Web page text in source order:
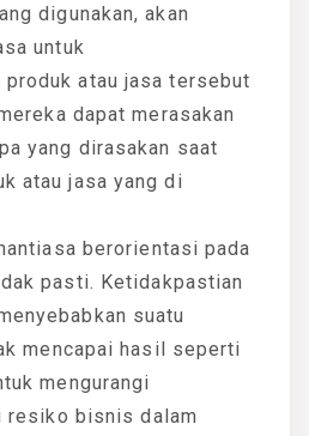
digunakan, akan
untuk
atau jasa tersebut
dapat merasakan
yang dirasakan saat
atau jasa yang di
berorientasi pada
pasti. Ketidakpastian
suatu
mencapai hasil seperti
mengurangi
resiko bisnis dalam